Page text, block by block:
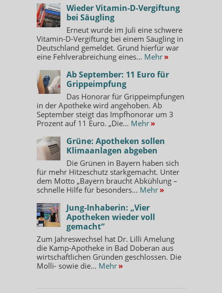
Wieder Vitamin-D-Vergiftung
bei Säugling
Erneut wurde im Juli eine schwere
Vitamin-D-Vergiftung bei einem Säugling in
Deutschland gemeldet. Grund hierfür war
eine Fehlverabreichung eines... Mehr »
Ab September: 11 Euro für
Grippeimpfung
Das Honorar für Grippeimpfungen
in der Apotheke wird angehoben. Ab
September steigt das Impfhonorar um 3
Prozent auf 11 Euro. „Die... Mehr »
Grüne: Apotheken sollen
Klimaanlagen abgeben
Die Grünen in Bayern haben sich
für mehr Hitzeschutz starkgemacht. Unter
dem Motto „Bayern braucht Abkühlung –
schnelle Hilfe für besonders... Mehr »
Jung-Inhaberin: „Vier
Apotheken wieder voll
gemacht“
Zum Jahreswechsel hat Dr. Lilli Amelung
die Kamp-Apotheke in Bad Doberan aus
wirtschaftlichen Gründen geschlossen. Die
Molli- sowie die... Mehr »